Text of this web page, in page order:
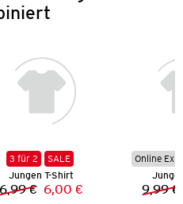
3 für 2
SALE
Jungen T-Shirt
Vorheriger Preis:
6,99 € Neuer Preis:
6,00 €
Online
9,99 €